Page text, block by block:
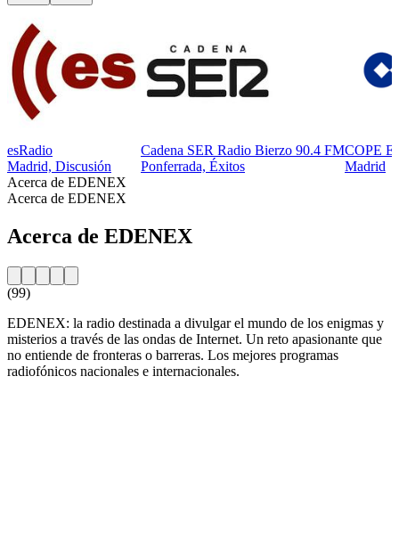
esRadio
Madrid, Discusión
Cadena SER Radio Bierzo 90.4 FM
Ponferrada, Éxitos
COPE
Madrid
Acerca de EDENEX
Acerca de EDENEX
Acerca de EDENEX
(99)
EDENEX: la radio destinada a divulgar el mundo de los enigmas y
misterios a través de las ondas de Internet. Un reto apasionante que
no entiende de fronteras o barreras. Los mejores programas
radiofónicos nacionales e internacionales.